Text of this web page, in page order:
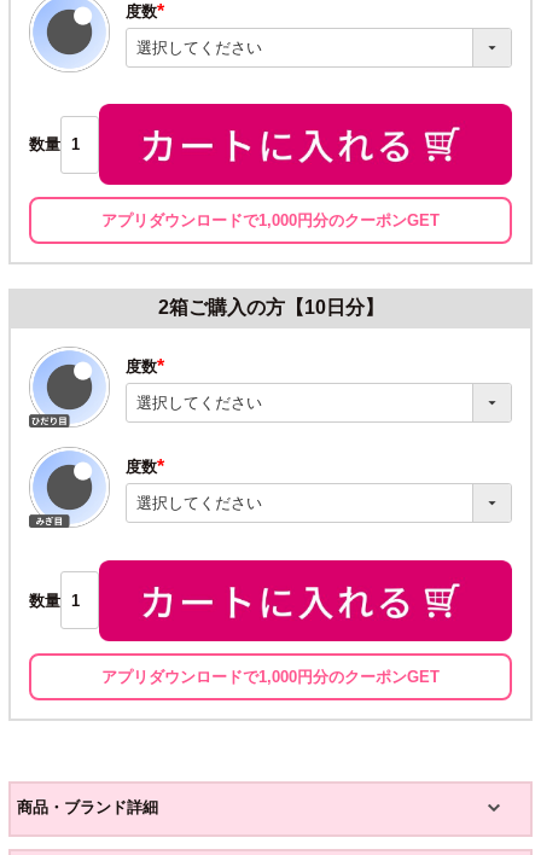
度数
(必
須)
数量
アプリダウンロードで1,000円分のクーポンGET
2箱ご購入の方【10日分】
度数
(必
須)
度数
(必
須)
数量
アプリダウンロードで1,000円分のクーポンGET
商品・ブランド詳細